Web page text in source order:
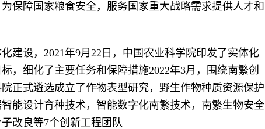
保障国家粮食安全，服务国家重大战略需求提供人才和
建设，2021年9月22日，中国农业科学院印发了实体化
，细化了主要任务和保障措施2022年3月，围绕南繁创
正式遴选成立了作物表型研究，野生作物种质资源保护
能设计育种技术，智能数字化南繁技术，南繁生物安全
改良等7个创新工程团队